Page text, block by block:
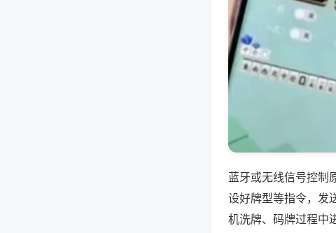
蓝牙或无线信号控制
设好牌型等指令，发
机洗牌、码牌过程中